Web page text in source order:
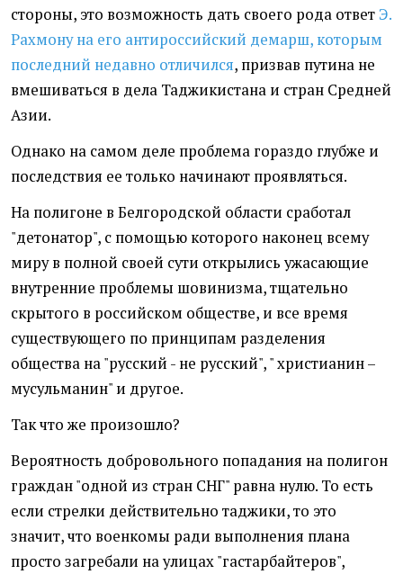
стороны, это возможность дать своего рода ответ Э.
Рахмону на его антироссийский демарш, которым
последний недавно отличился, призвав путина не
вмешиваться в дела Таджикистана и стран Средней
Азии.
Однако на самом деле проблема гораздо глубже и
последствия ее только начинают проявляться.
На полигоне в Белгородской области сработал
"детонатор", с помощью которого наконец всему
миру в полной своей сути открылись ужасающие
внутренние проблемы шовинизма, тщательно
скрытого в российском обществе, и все время
существующего по принципам разделения
общества на "русский - не русский", " христианин –
мусульманин" и другое.
Так что же произошло?
Вероятность добровольного попадания на полигон
граждан "одной из стран СНГ" равна нулю. То есть
если стрелки действительно таджики, то это
значит, что военкомы ради выполнения плана
просто загребали на улицах "гастарбайтеров",